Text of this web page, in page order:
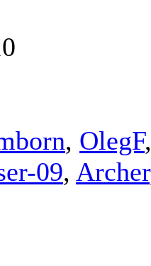
, OlegF
09, Archer